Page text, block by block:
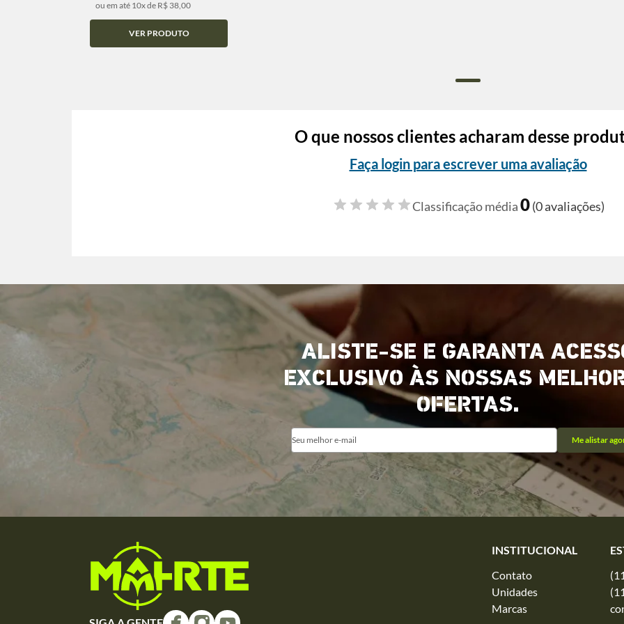
ou em até 10x de R$ 38,00
VER PRODUTO
O que nossos clientes acharam desse
Faça login para escrever uma avaliação
Classificação média0(0 avaliações)
ALISTE-SE E GARANTA
EXCLUSIVO ÀS NOSSAS
OFERTAS.
Me alistar
INSTITUCIONAL
Contato
Unidades
Marcas